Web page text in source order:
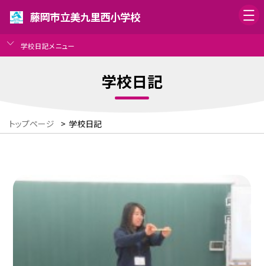
藤岡市立美九里西小学校
学校日記メニュー
学校日記
トップページ > 学校日記